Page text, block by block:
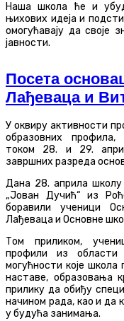
Наша школа ће и
њихових идеја и
омогућавају да своје
јавности.
Посета
Лађеваца и
У оквиру активности
образовних профила,
током 28. и 29.
завршних разреда
Дана 28. априла
„Јован Дучић“ из
боравили ученици
Лађеваца и Основне
Том приликом,
профили из
могућности које школа
наставе, образовања
прилику да обиђу
начином рада, као и да
у будућа занимања.